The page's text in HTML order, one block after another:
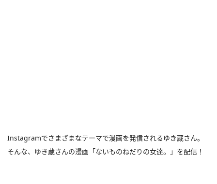
Instagramでさまざまなテーマで漫画を発信されるゆき蔵さん。
そんな、ゆき蔵さんの漫画「ないものねだりの女達。」を配信！